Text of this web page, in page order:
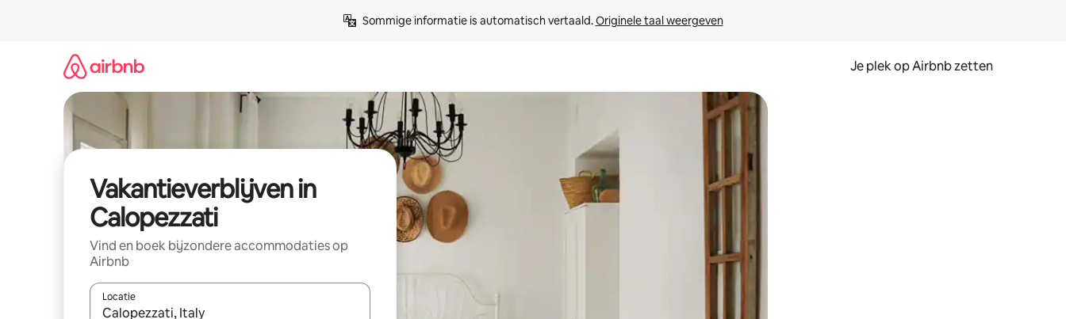
Sommige informatie is automatisch vertaald. Originele taal weergeven
Je plek op Airbnb zetten
Vakantieverblijven in
Calopezzati
Vind en boek bijzondere accommodaties op
Airbnb
Locatie
Wanneer er resultaten beschikbaar zijn, maak je een keuze met je de pijltjestoetsen omhoog en omlaag, óf door te tikken of swipen.